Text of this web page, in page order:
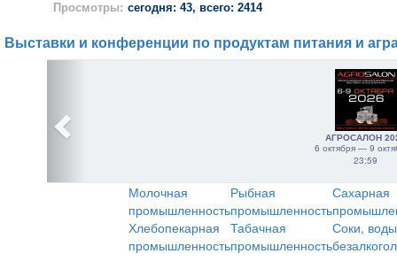
Просмотры: сегодня: 43, всего: 2414
Выставки и конференции по продуктам питания и
АГРОСАЛОН
6 октября — 9
23:59
Молочная
промышленность
Рыбная
промышленность
Сахарная
Хлебопекарная
промышленность
Табачная
промышленность
Соки,